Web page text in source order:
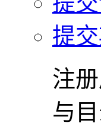
提
注
与